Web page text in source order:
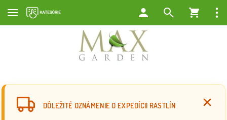
DÔLEŽITÉ OZNÁMENIE O EXPEDÍCII RASTLÍN